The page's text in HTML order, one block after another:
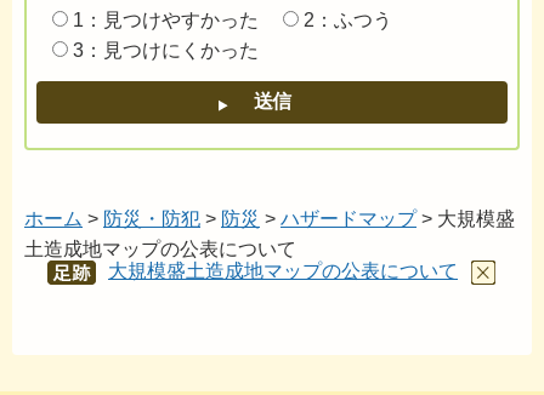
1：見つけやすかった
2：ふつう
3：見つけにくかった
ホーム > 防災・防犯 > 防災 > ハザードマップ> 大規模盛
土造成地マップの公表について
あし
大規模盛土造成地マップの公表について